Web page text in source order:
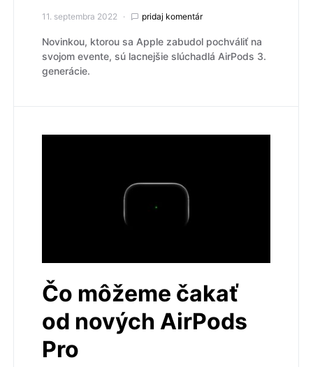
11. septembra 2022 pridaj komentár
Novinkou, ktorou sa Apple zabudol pochváliť na
svojom evente, sú lacnejšie slúchadlá AirPods 3.
generácie.
Čo môžeme čakať
od nových AirPods
Pro